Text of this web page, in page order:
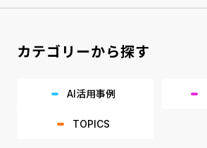
カテゴリーから探す
AI活用事例
TOPICS